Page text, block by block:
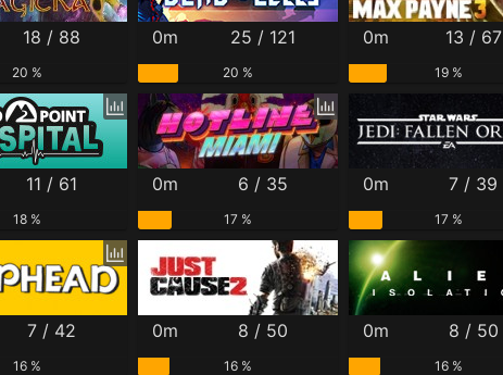
18 / 88
20 %
0m 25 / 121
20 %
0m 13 / 67
19 %
11 / 61
18 %
0m 6 / 35
17 %
0m 7 / 39
17 %
7 / 42
16 %
0m 8 / 50
16 %
0m 8 / 50
16 %